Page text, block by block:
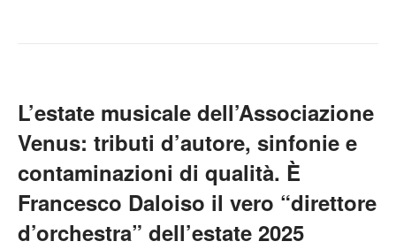
L’estate musicale dell’Associazione
Venus: tributi d’autore, sinfonie e
contaminazioni di qualità. È
Francesco Daloiso il vero “direttore
d’orchestra” dell’estate 2025